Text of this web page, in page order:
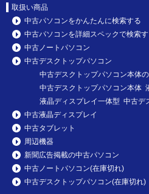
取扱い商品
中古パソコンをかんたんに検索する
中古パソコンを詳細スペックで検索
中古ノートパソコン
中古デスクトップパソコン
中古デスクトップパソコン本体
中古デスクトップパソコン本体
液晶ディスプレイ一体型 中古デ
中古液晶ディスプレイ
中古タブレット
周辺機器
新聞広告掲載の中古パソコン
中古ノートパソコン(在庫切れ)
中古デスクトップパソコン(在庫切れ)